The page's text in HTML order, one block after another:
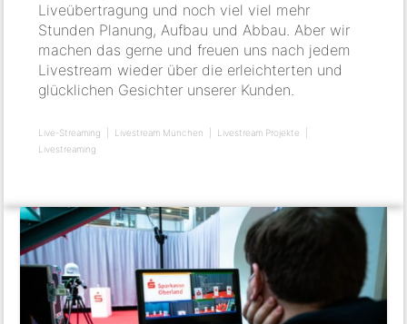
Liveübertragung und noch viel viel mehr
Stunden Planung, Aufbau und Abbau. Aber wir
machen das gerne und freuen uns nach jedem
Livestream wieder über die erleichterten und
glücklichen Gesichter unserer Kunden.
Live-Streaming Livestream München
Livestream Projekte
Livestreaming